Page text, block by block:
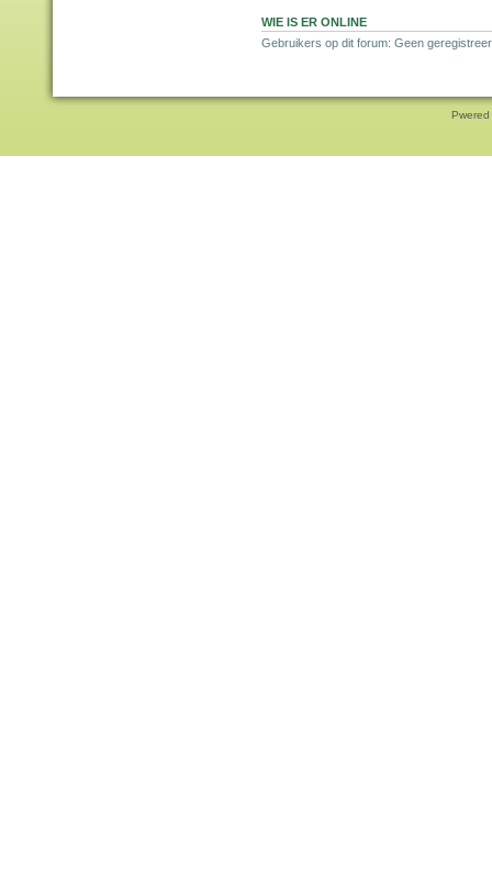
WIE IS ER ONLINE
Gebruikers op dit forum: Geen